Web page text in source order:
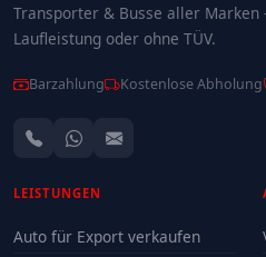
Transporter & Busse aller
Laufleistung oder ohne TÜV.
Barzahlung Kostenlose Abholung
LEISTUNGEN
Auto für Export verkaufen